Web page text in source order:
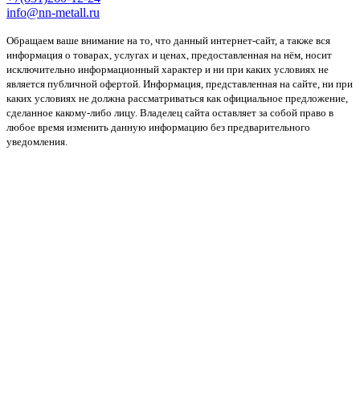
info@nn-metall.ru
Обращаем ваше внимание на то, что данный интернет-сайт, а также вся
информация о товарах, услугах и ценах, предоставленная на нём, носит
исключительно информационный характер и ни при каких условиях не
является публичной офертой. Информация, представленная на сайте, ни при
каких условиях не должна рассматриваться как официальное предложение,
сделанное какому-либо лицу. Владелец сайта оставляет за собой право в
любое время изменить данную информацию без предварительного
уведомления.